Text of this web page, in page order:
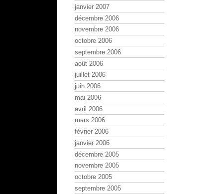
janvier 2007
décembre 2006
novembre 2006
octobre 2006
septembre 2006
août 2006
juillet 2006
juin 2006
mai 2006
avril 2006
mars 2006
février 2006
janvier 2006
décembre 2005
novembre 2005
octobre 2005
septembre 2005